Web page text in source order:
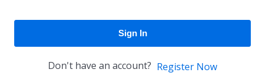
Sign In
Don't have an account? Register Now